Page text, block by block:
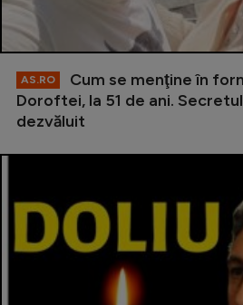
AS.RO
Cum se menţine în
Doroftei, la 51 de ani.
dezvăluit